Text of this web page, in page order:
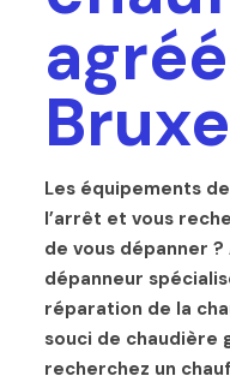
agréé
Les équipements
l’arrêt et vous
de vous dépanner ?
dépanneur
réparation de la
souci de chaudière
recherchez un